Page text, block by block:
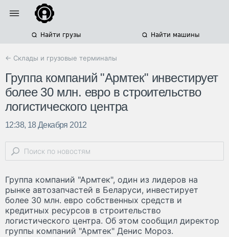
Найти грузы Найти машины
← Склады и грузовые терминалы
Группа компаний "Армтек" инвестирует
более 30 млн. евро в строительство
логистического центра
12:38, 18 Декабря 2012
Группа компаний "Армтек", один из лидеров на
рынке автозапчастей в Беларуси, инвестирует
более 30 млн. евро собственных средств и
кредитных ресурсов в строительство
логистического центра. Об этом сообщил директор
группы компаний "Армтек" Денис Мороз.